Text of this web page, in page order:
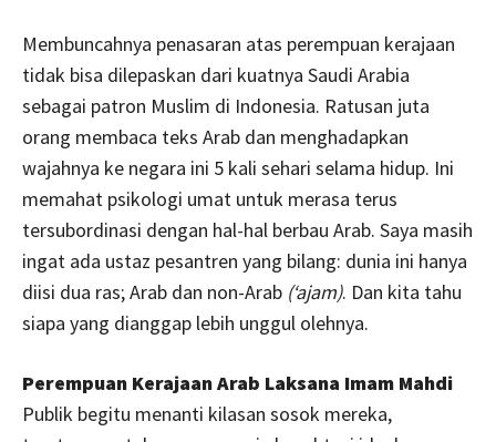
Membuncahnya penasaran atas perempuan kerajaan
tidak bisa dilepaskan dari kuatnya Saudi Arabia
sebagai patron Muslim di Indonesia. Ratusan juta
orang membaca teks Arab dan menghadapkan
wajahnya ke negara ini 5 kali sehari selama hidup. Ini
memahat psikologi umat untuk merasa terus
tersubordinasi dengan hal-hal berbau Arab. Saya masih
ingat ada ustaz pesantren yang bilang: dunia ini hanya
diisi dua ras; Arab dan non-Arab (‘ajam). Dan kita tahu
siapa yang dianggap lebih unggul olehnya.
Perempuan Kerajaan Arab Laksana Imam Mahdi
Publik begitu menanti kilasan sosok mereka,